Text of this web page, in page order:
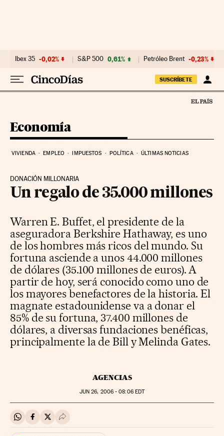
Ibex 35 -0,02% S&P 500 0,61% Petróleo Brent -0,23%
SUSCRÍBETE
Economía
VIVIENDA EMPLEO IMPUESTOS POLÍTICA ÚLTIMAS NOTICIAS
DONACIÓN MILLONARIA
Un regalo de 35.000 millones
Warren E. Buffet, el presidente de la
aseguradora Berkshire Hathaway, es uno
de los hombres más ricos del mundo. Su
fortuna asciende a unos 44.000 millones
de dólares (35.100 millones de euros). A
partir de hoy, será conocido como uno de
los mayores benefactores de la historia. El
magnate estadounidense va a donar el
85% de su fortuna, 37.400 millones de
dólares, a diversas fundaciones benéficas,
principalmente la de Bill y Melinda Gates.
AGENCIAS
JUN 26, 2006 - 08:06EDT
Compartir en Whatsapp
Compartir en Facebook
Compartir en Twitter
Desplegar Redes Sociales